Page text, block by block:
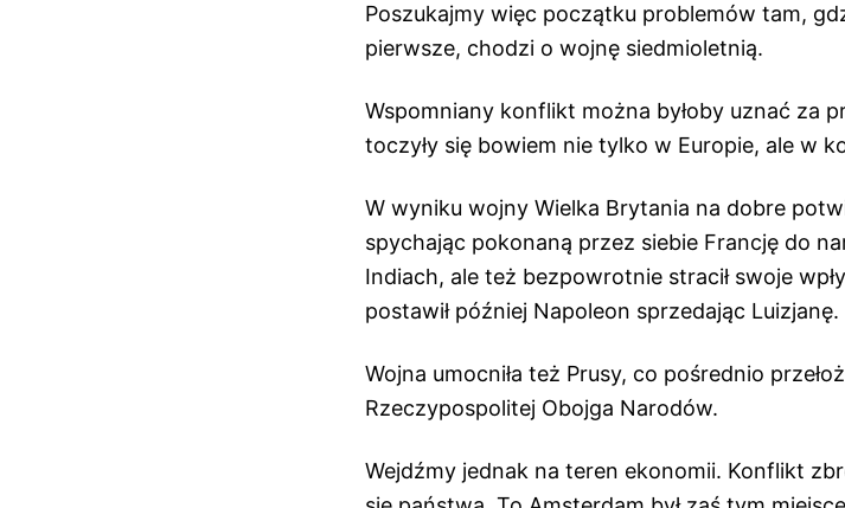
Poszukajmy więc początku problemów tam,
pierwsze, chodzi o wojnę siedmioletnią.
Wspomniany konflikt można byłoby uznać za
toczyły się bowiem nie tylko w Europie, ale w
W wyniku wojny Wielka Brytania na dobre
spychając pokonaną przez siebie Francję do
Indiach, ale też bezpowrotnie stracił swoje
postawił później Napoleon sprzedając Luizjanę.
Wojna umocniła też Prusy, co pośrednio
Rzeczypospolitej Obojga Narodów.
Wejdźmy jednak na teren ekonomii. Konflikt